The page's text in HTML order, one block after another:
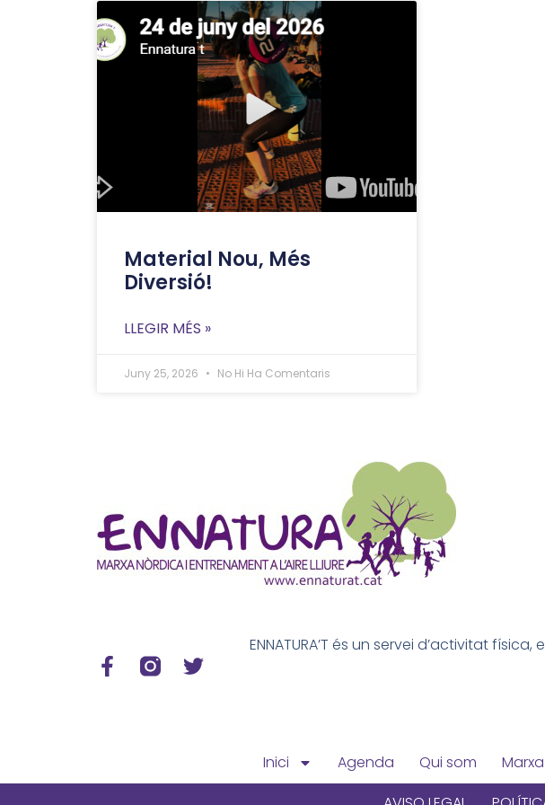
Material Nou, Més
Diversió!
LLEGIR MÉS »
Juny 25, 2026 No Hi Ha Comentaris
ENNATURA’T és un servei d’activitat
Inici Agenda Qui som